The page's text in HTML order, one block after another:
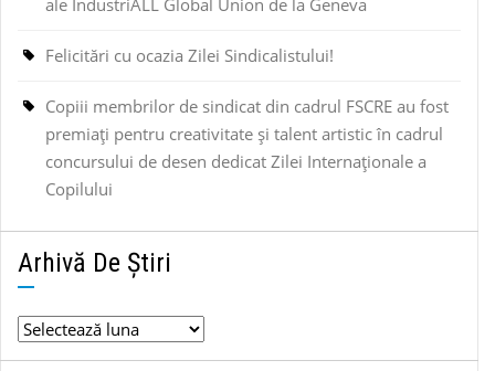
ale IndustriALL Global Union de la Geneva
Felicitări cu ocazia Zilei Sindicalistului!
Copiii membrilor de sindicat din cadrul FSCRE au fost
premiați pentru creativitate și talent artistic în cadrul
concursului de desen dedicat Zilei Internaționale a
Copilului
Arhivă De Știri
Arhivă
de